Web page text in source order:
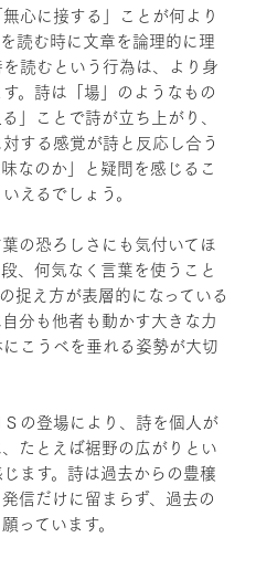
心に接する」ことが何より
読む時に文章を論理的に理
読むという行為は、より身
。詩は「場」のようなもの
」ことで詩が立ち上がり、
する感覚が詩と反応し合う
なのか」と疑問を感じるこ
えるでしょう。
の恐ろしさにも気付いてほ
、何気なく言葉を使うこと
捉え方が表層的になっている
分も他者も動かす大きな力
こうべを垂れる姿勢が大切
の登場により、詩を個人が
たとえば裾野の広がりとい
ます。詩は過去からの豊穣
信だけに留まらず、過去の
っています。